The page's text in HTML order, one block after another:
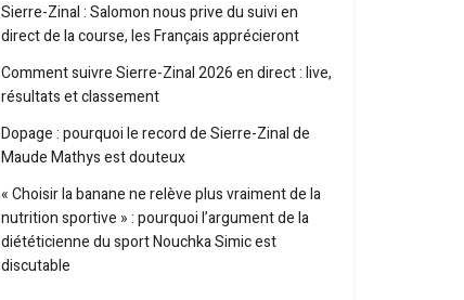
Sierre-Zinal : Salomon nous prive du suivi en
direct de la course, les Français apprécieront
Comment suivre Sierre-Zinal 2026 en direct : live,
résultats et classement
Dopage : pourquoi le record de Sierre-Zinal de
Maude Mathys est douteux
« Choisir la banane ne relève plus vraiment de la
nutrition sportive » : pourquoi l’argument de la
diététicienne du sport Nouchka Simic est
discutable